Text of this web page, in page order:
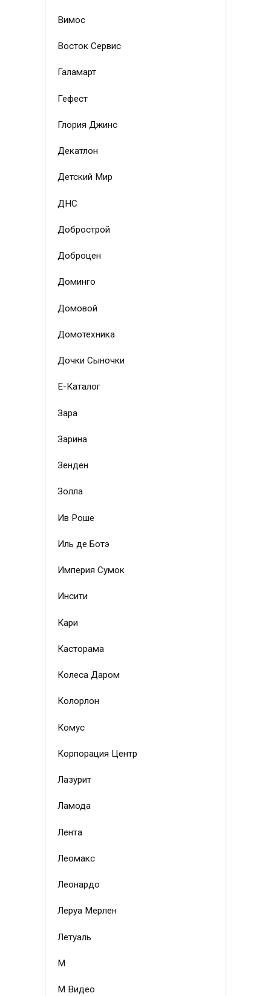
Вимос
Восток Сервис
Галамарт
Гефест
Глория Джинс
Декатлон
Детский Мир
ДНС
Добрострой
Доброцен
Доминго
Домовой
Домотехника
Дочки Сыночки
Е-Каталог
Зара
Зарина
Зенден
Золла
Ив Роше
Иль де Ботэ
Империя Сумок
Инсити
Кари
Касторама
Колеса Даром
Колорлон
Комус
Корпорация Центр
Лазурит
Ламода
Лента
Леомакс
Леонардо
Леруа Мерлен
Летуаль
М
М Видео